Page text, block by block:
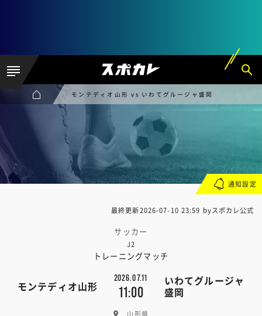
モンテディオ山形 vs いわてグルージャ盛岡
最終更新2026-07-10 23:59 byスポカレ公式
サッカー
J2
トレーニングマッチ
モンテディオ山形
2026.07.11
11:00
いわてグルージャ
盛岡
山形県
通知設定